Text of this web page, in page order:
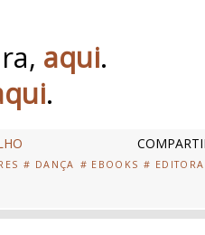
aqui.
.
# DANÇA # EBOOKS #